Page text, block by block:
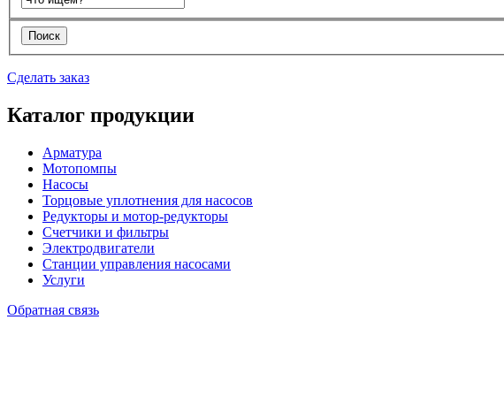
Сделать заказ
Каталог продукции
Арматура
Мотопомпы
Насосы
Торцовые уплотнения для насосов
Редукторы и мотор-редукторы
Счетчики и фильтры
Электродвигатели
Станции управления насосами
Услуги
Обратная связь